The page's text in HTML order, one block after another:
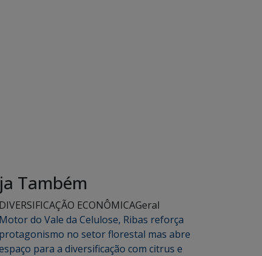
Também
DIVERSIFICAÇÃO ECONÔMICAGeral
Motor do Vale da Celulose, Ribas reforça
protagonismo no setor florestal mas abre
para a diversificação com citrus e